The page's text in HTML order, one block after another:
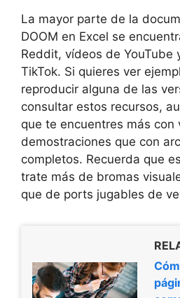
La mayor parte de la
DOOM en Excel se
Reddit, vídeos de YouTube
TikTok. Si quieres ver
reproducir alguna de las
consultar estos recursos,
que te encuentres más con
demostraciones que con
completos. Recuerda que
trate más de bromas
que de ports jugables de